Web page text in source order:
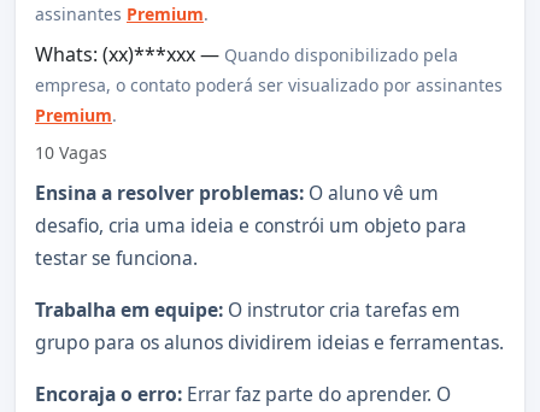
assinantes Premium.
Whats: (xx)***xxx — Quando disponibilizado pela
empresa, o contato poderá ser visualizado por assinantes
Premium.
10 Vagas
Ensina a resolver problemas: O aluno vê um
desafio, cria uma ideia e constrói um objeto para
testar se funciona.
Trabalha em equipe: O instrutor cria tarefas em
grupo para os alunos dividirem ideias e ferramentas.
Encoraja o erro: Errar faz parte do aprender. O